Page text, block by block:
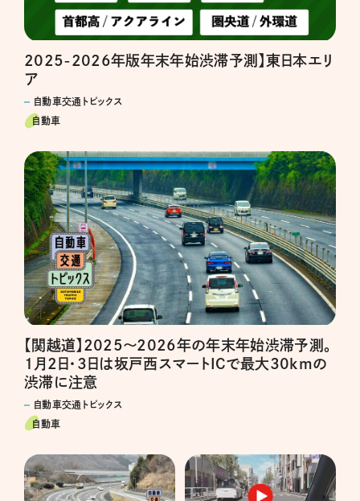
2025-2026年版年末年始渋滞予測】東日本エリ
ア
自動車交通トピックス
自動車
【関越道】2025～2026年の年末年始渋滞予測。
1月2日・3日は坂戸西スマートICで最大30kmの
渋滞に注意
自動車交通トピックス
自動車